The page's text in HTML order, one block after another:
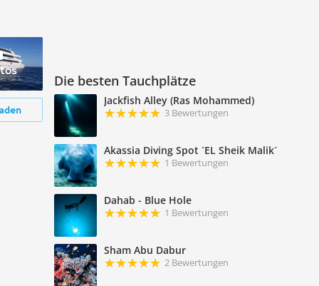
Die besten Tauchplätze
Jackfish Alley (Ras Mohammed)
3 Bewertungen
Akassia Diving Spot ´EL Sheik Malik´
1 Bewertungen
Dahab - Blue Hole
1 Bewertungen
Sham Abu Dabur
2 Bewertungen